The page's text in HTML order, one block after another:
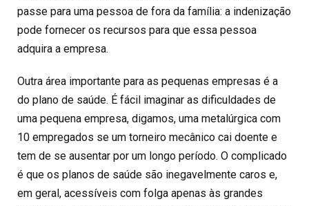
passe para uma pessoa de fora da família: a indenização
pode fornecer os recursos para que essa pessoa
adquira a empresa.
Outra área importante para as pequenas empresas é a
do plano de saúde. É fácil imaginar as dificuldades de
uma pequena empresa, digamos, uma metalúrgica com
10 empregados se um torneiro mecânico cai doente e
tem de se ausentar por um longo período. O complicado
é que os planos de saúde são inegavelmente caros e,
em geral, acessíveis com folga apenas às grandes